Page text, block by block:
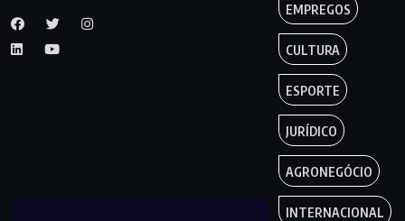
EMPREGOS
CULTURA
ESPORTE
JURÍDICO
AGRONEGÓCIO
INTERNACIONAL